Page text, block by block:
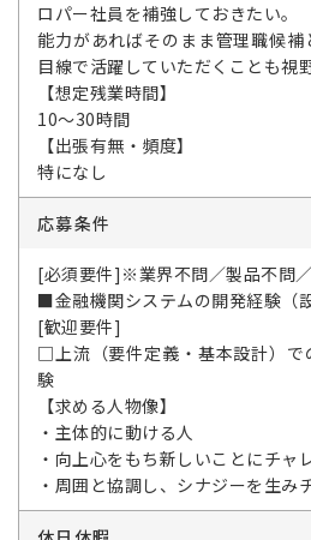
ロパー社員を補強しておきたい。
能力があればそのまま管理職候
目線で活躍していただくことも視
【想定残業時間】
10～30時間
【出張有無・頻度】
特になし
応募条件
[必須要件]※業界不問／製品不問
■金融機関システムの開発経験（設
[歓迎要件]
□上流（要件定義・基本設計）で
験
【求める人物像】
・主体的に動ける人
・向上心をもち新しいことにチャ
・周囲と協調し、シナジーを生み